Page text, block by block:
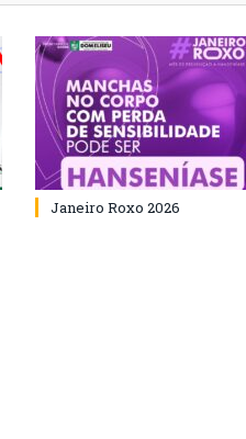
Janeiro Roxo 2026